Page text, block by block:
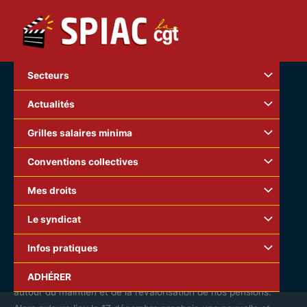
contenu
Secteurs
Actualités
Grilles salaires minima
Conventions collectives
Mes droits
Le syndicat
Infos pratiques
ADHÉRER
longuement évoqué la question des retraites et la bataille
autour du maintien et de la revalorisation de nos pensions.